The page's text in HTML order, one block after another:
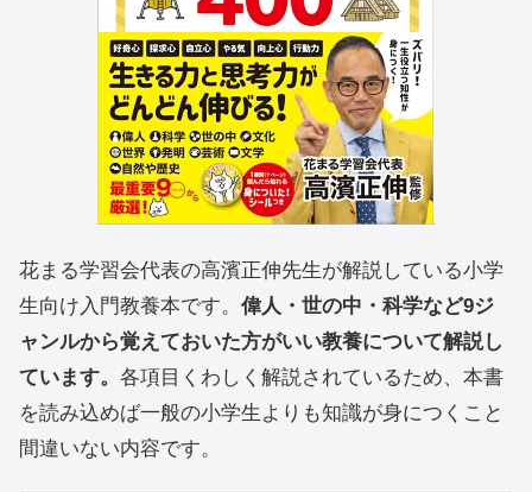
花まる学習会代表の高濱正伸先生が解説している小学
生向け入門教養本です。 偉人・世の中・科学など9ジ
ャンルから覚えておいた方がいい教養について解説し
ています。 各項目くわしく解説されているため、本書
を読み込めば一般の小学生よりも知識が身につくこと
間違いない内容です。